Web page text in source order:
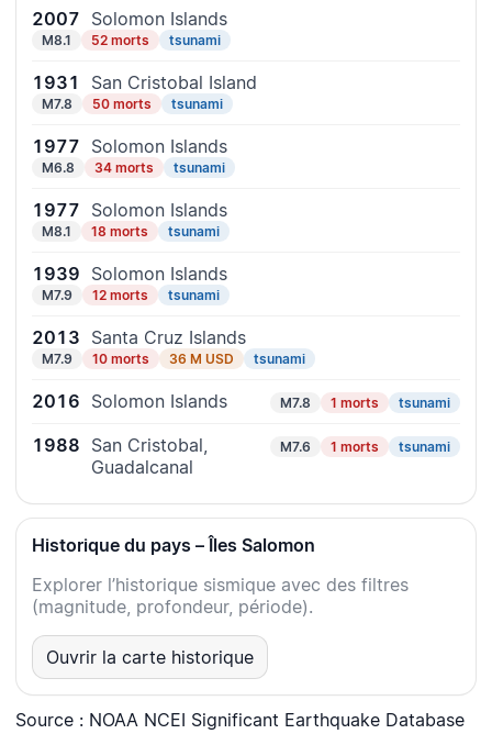
2007 Solomon Islands
M8.1 52 morts tsunami
1931 San Cristobal Island
M7.8 50 morts tsunami
1977 Solomon Islands
M6.8 34 morts tsunami
1977 Solomon Islands
M8.1 18 morts tsunami
1939 Solomon Islands
M7.9 12 morts tsunami
2013 Santa Cruz Islands
M7.9 10 morts 36 M USD tsunami
2016 Solomon Islands M7.8 1 morts tsunami
1988 San Cristobal,
Guadalcanal
M7.6 1 morts tsunami
Historique du pays – Îles Salomon
Explorer l’historique sismique avec des filtres
(magnitude, profondeur, période).
Ouvrir la carte historique
Source : NOAA NCEI Significant Earthquake Database